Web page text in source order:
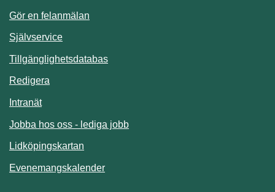
Gör en felanmälan
SjälvserviceLänk till annan webbplats.
TillgänglighetsdatabasLänk till annan webbplats.
Redigera
IntranätLänk till annan webbplats.
Jobba hos oss - lediga jobb
Lidköpingskartan
EvenemangskalenderLänk till annan webbplats.